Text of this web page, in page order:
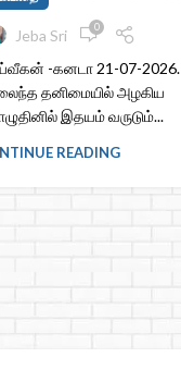
Jeba Sri 0
-கனடா 21-07-2026.
தனிமையில் அழகிய
இதயம் வருடும்...
READING